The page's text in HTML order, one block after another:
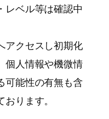
レベル等は確認中
アクセスし初期化
個人情報や機微情
可能性の有無も含
ります。